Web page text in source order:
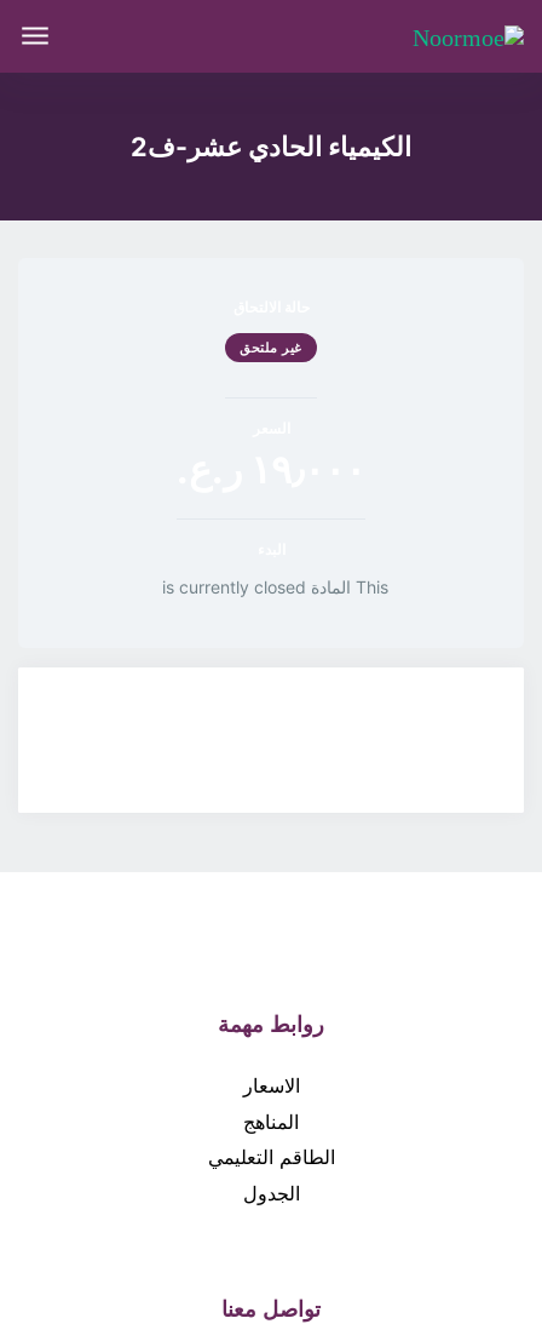
الكيمياء الحادي عشر-ف2
غير ملتحق
This المادة is currently closed
روابط مهمة
الاسعار
المناهج
الطاقم التعليمي
الجدول
تواصل معنا